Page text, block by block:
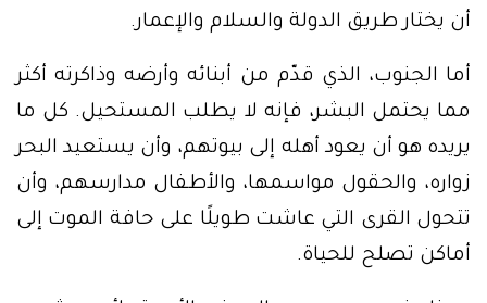
أن يختار طريق الدولة والسلام والإعمار.
أما الجنوب، الذي قدّم من أبنائه وأرضه وذاكرته أكثر
مما يحتمل البشر، فإنه لا يطلب المستحيل. كل ما
يريده هو أن يعود أهله إلى بيوتهم، وأن يستعيد البحر
زواره، والحقول مواسمها، والأطفال مدارسهم، وأن
تتحول القرى التي عاشت طويلًا على حافة الموت إلى
أماكن تصلح للحياة.